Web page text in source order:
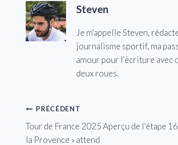
Steven
Je m'appelle Steven,
journalisme sportif, ma
amour pour l'écriture avec
deux roues.
Navigation
de
PRÉCÉDENT
Tour de France 2025 Aperçu de l'étape
la Provence » attend